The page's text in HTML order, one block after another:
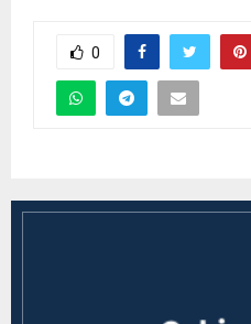
0